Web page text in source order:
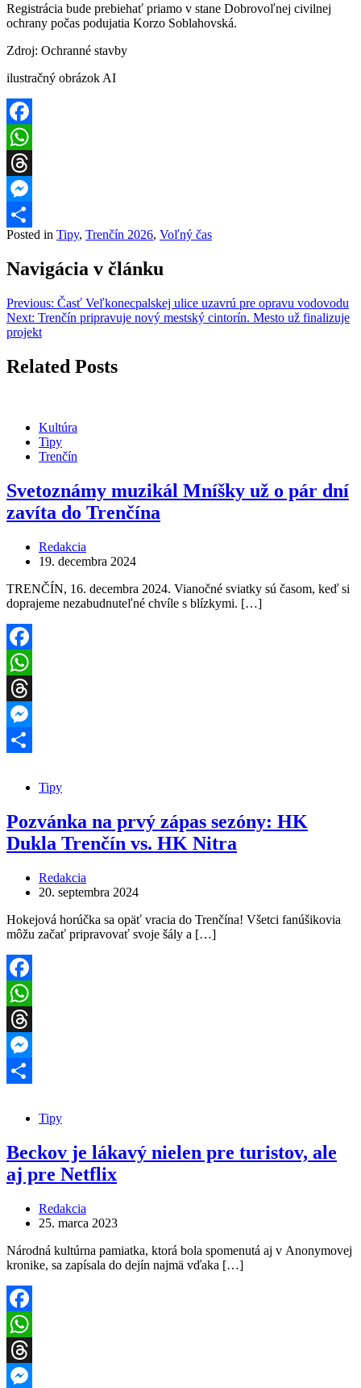
Registrácia bude prebiehať priamo v stane Dobrovoľnej civilnej
ochrany počas podujatia Korzo Soblahovská.
Zdroj: Ochranné stavby
ilustračný obrázok AI
Facebook
WhatsApp
Threads
Messenger
Share
Posted in Tipy, Trenčín 2026, Voľný čas
Navigácia v článku
Previous: Časť Veľkonecpalskej ulice uzavrú pre opravu vodovodu
Next: Trenčín pripravuje nový mestský cintorín. Mesto už finalizuje
projekt
Related Posts
Kultúra
Tipy
Trenčín
Svetoznámy muzikál Mníšky už o pár dní
zavíta do Trenčína
Redakcia
19. decembra 2024
TRENČÍN, 16. decembra 2024. Vianočné sviatky sú časom, keď si
doprajeme nezabudnuteľné chvíle s blízkymi. […]
Facebook
WhatsApp
Threads
Messenger
Tipy
Pozvánka na prvý zápas sezóny: HK
Dukla Trenčín vs. HK Nitra
Redakcia
20. septembra 2024
Hokejová horúčka sa opäť vracia do Trenčína! Všetci fanúšikovia
môžu začať pripravovať svoje šály a […]
Facebook
WhatsApp
Threads
Messenger
Tipy
Beckov je lákavý nielen pre turistov, ale
aj pre Netflix
Redakcia
25. marca 2023
Národná kultúrna pamiatka, ktorá bola spomenutá aj v Anonymovej
kronike, sa zapísala do dejín najmä vďaka […]
Facebook
WhatsApp
Threads